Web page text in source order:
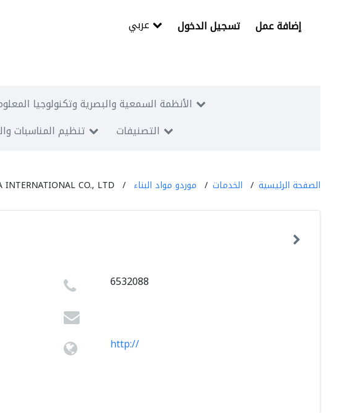
تسجيل الدخول إضافة عمل
الأنظمة السمعية والبصرية وتكنولوجيا
تنظيم المناسبات التصنيفات
الصفحة الرئيسية الخدمات موردو مواد البناء INTERNATIONAL CO., LTD.
6532088
http://